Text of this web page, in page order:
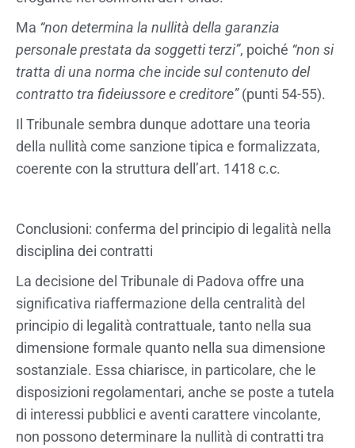
Ma “non determina la nullità della garanzia
personale prestata da soggetti terzi”, poiché “non si
tratta di una norma che incide sul contenuto del
contratto tra fideiussore e creditore”(punti 54-55).
Il Tribunale sembra dunque adottare una teoria
della nullità come sanzione tipica e formalizzata,
coerente con la struttura dell’art. 1418 c.c.
Conclusioni: conferma del principio di legalità nella
disciplina dei contratti
La decisione del Tribunale di Padova offre una
significativa riaffermazione della centralità del
principio di legalità contrattuale, tanto nella sua
dimensione formale quanto nella sua dimensione
sostanziale. Essa chiarisce, in particolare, che le
disposizioni regolamentari, anche se poste a tutela
di interessi pubblici e aventi carattere vincolante,
non possono determinare la nullità di contratti tra